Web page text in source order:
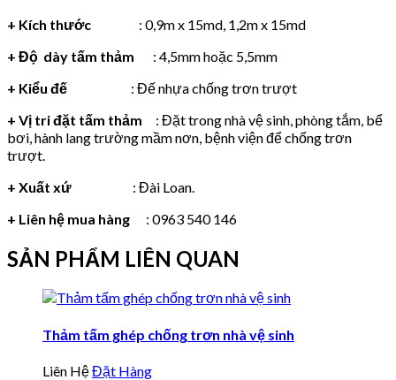
+ Kích thước : 0,9m x 15md, 1,2m x 15md
+ Độ dày tấm thảm
: 4,5mm hoặc 5,5mm
+ Kiểu đế
: Đế nhựa chống trơn trượt
+ Vị tri đặt tấm thảm
: Đặt trong nhà vệ sinh, phòng tắm, bể
bơi, hành lang trường mầm nơn, bệnh viện để chống trơn
trượt.
+ Xuất xứ : Đài Loan.
+ Liên hệ mua hàng : 0963 540 146
SẢN PHẨM LIÊN QUAN
Thảm tấm ghép chống trơn nhà vệ sinh
Liên HệĐặt Hàng